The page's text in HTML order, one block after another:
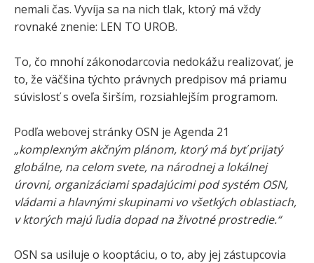
nemali čas. Vyvíja sa na nich tlak, ktorý má vždy
rovnaké znenie: LEN TO UROB.
To, čo mnohí zákonodarcovia nedokážu realizovať, je
to, že väčšina týchto právnych predpisov má priamu
súvislosť s oveľa širším, rozsiahlejším programom.
Podľa webovej stránky OSN je Agenda 21
„komplexným akčným plánom, ktorý má byť prijatý
globálne, na celom svete, na národnej a lokálnej
úrovni, organizáciami spadajúcimi pod systém OSN,
vládami a hlavnými skupinami vo všetkých oblastiach,
v ktorých majú ľudia dopad na životné prostredie.“
OSN sa usiluje o kooptáciu, o to, aby jej zástupcovia